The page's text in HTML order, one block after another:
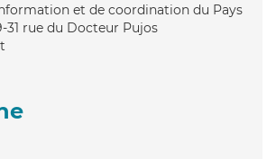
et de coordination du Pays
31 rue du Docteur Pujos